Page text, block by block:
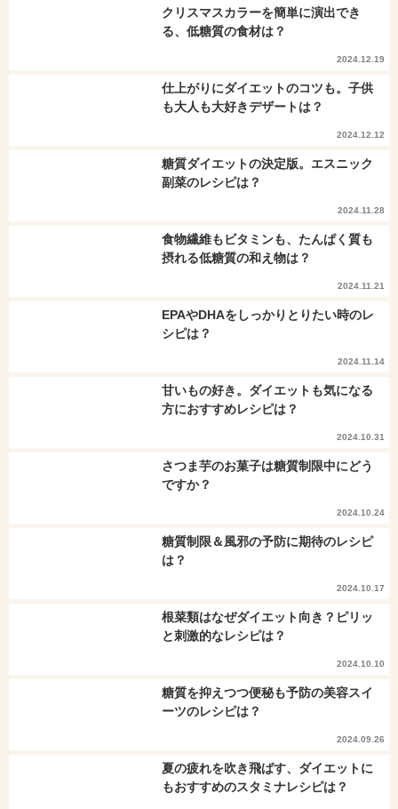
クリスマスカラーを簡単に演出でき
る、低糖質の食材は？
2024.12.19
仕上がりにダイエットのコツも。子供
も大人も大好きデザートは？
2024.12.12
糖質ダイエットの決定版。エスニック
副菜のレシピは？
2024.11.28
食物繊維もビタミンも、たんぱく質も
摂れる低糖質の和え物は？
2024.11.21
EPAやDHAをしっかりとりたい時のレ
シピは？
2024.11.14
甘いもの好き。ダイエットも気になる
方におすすめレシピは？
2024.10.31
さつま芋のお菓子は糖質制限中にどう
ですか？
2024.10.24
糖質制限＆風邪の予防に期待のレシピ
は？
2024.10.17
根菜類はなぜダイエット向き？ピリッ
と刺激的なレシピは？
2024.10.10
糖質を抑えつつ便秘も予防の美容スイ
ーツのレシピは？
2024.09.26
夏の疲れを吹き飛ばす、ダイエットに
もおすすめのスタミナレシピは？